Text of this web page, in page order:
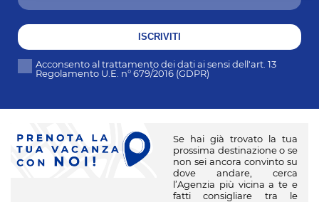
ISCRIVITI
Acconsento al trattamento dei dati ai sensi dell'art. 13
Regolamento U.E. n° 679/2016 (GDPR)
Se hai già trovato la tua
prossima destinazione o se
non sei ancora convinto su
dove andare, cerca
l’Agenzia più vicina a te e
fatti consigliare tra le